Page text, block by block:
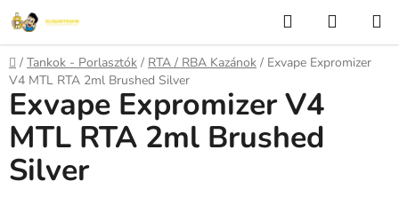
Ugrás
fő
tartalomhoz
KeresésKOSÁR
Kezdőlap
/ Tankok - Porlasztók / RTA / RBA Kazánok / Exvape Expromizer
V4 MTL RTA 2ml Brushed Silver
Exvape Expromizer V4
MTL RTA 2ml Brushed
Silver